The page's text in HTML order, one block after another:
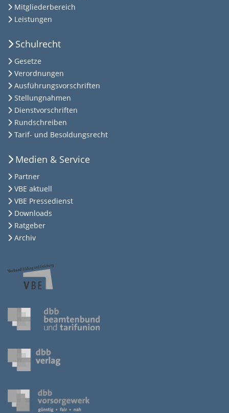
Mitgliederbereich
Leistungen
Schulrecht
Gesetze
Verordnungen
Ausführungsvorschriften
Stellungnahmen
Dienstvorschriften
Rundschreiben
Tarif- und Besoldungsrecht
Medien & Service
Partner
VBE aktuell
VBE Pressedienst
Downloads
Ratgeber
Archiv